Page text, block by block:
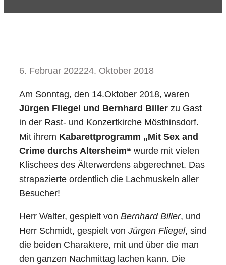
6. Februar 202224. Oktober 2018
Am Sonntag, den 14.Oktober 2018, waren
Jürgen Fliegel und Bernhard Biller zu Gast
in der Rast- und Konzertkirche Mösthinsdorf.
Mit ihrem Kabarettprogramm „Mit Sex and
Crime durchs Altersheim“ wurde mit vielen
Klischees des Älterwerdens abgerechnet. Das
strapazierte ordentlich die Lachmuskeln aller
Besucher!
Herr Walter, gespielt von Bernhard Biller, und
Herr Schmidt, gespielt von Jürgen Fliegel, sind
die beiden Charaktere, mit und über die man
den ganzen Nachmittag lachen kann. Die